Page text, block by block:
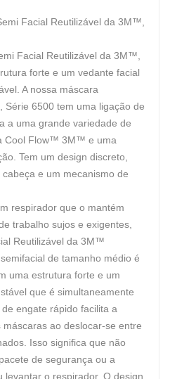
Facial Reutilizável da 3M™,
Facial Reutilizável da 3M™,
forte e um vedante facial
A nossa máscara
Série 6500 tem uma ligação de
a uma grande variedade de
Cool Flow™ 3M™ e uma
Tem um design discreto,
e um mecanismo de
respirador que o mantém
trabalho sujos e exigentes,
Reutilizável da 3M™
de tamanho médio é
uma estrutura forte e um
que é simultaneamente
engate rápido facilita a
ao deslocar-se entre
Isso significa que não
de segurança ou a
levantar o respirador. O design